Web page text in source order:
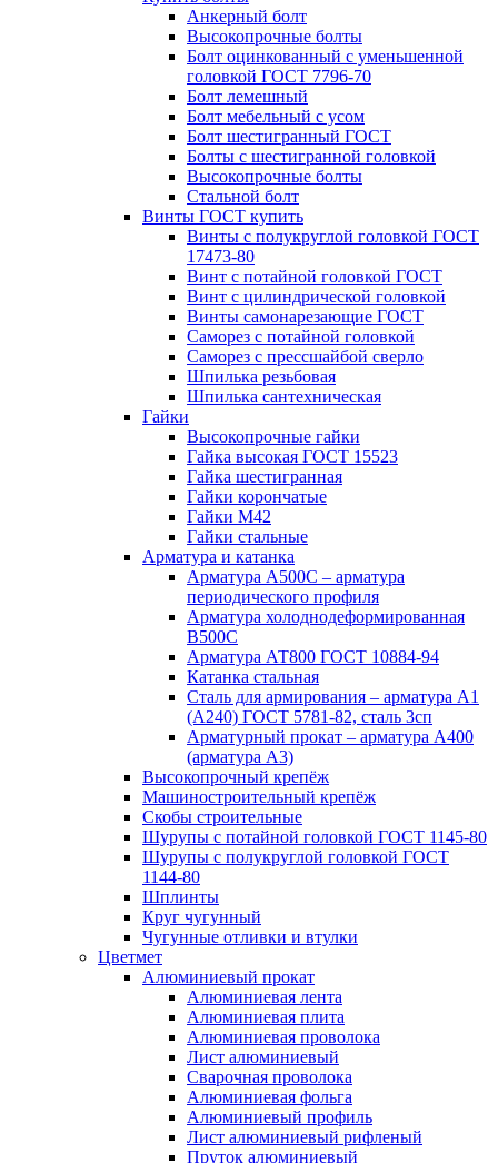
Анкерный болт
Высокопрочные болты
Болт оцинкованный с уменьшенной
головкой ГОСТ 7796-70
Болт лемешный
Болт мебельный с усом
Болт шестигранный ГОСТ
Болты с шестигранной головкой
Высокопрочные болты
Стальной болт
Винты ГОСТ купить
Винты с полукруглой головкой ГОСТ
17473-80
Винт с потайной головкой ГОСТ
Винт с цилиндрической головкой
Винты самонарезающие ГОСТ
Саморез с потайной головкой
Саморез с прессшайбой сверло
Шпилька резьбовая
Шпилька сантехническая
Гайки
Высокопрочные гайки
Гайка высокая ГОСТ 15523
Гайка шестигранная
Гайки корончатые
Гайки М42
Гайки стальные
Арматура и катанка
Арматура А500С – арматура
периодического профиля
Арматура холоднодеформированная
В500С
Арматура АТ800 ГОСТ 10884-94
Катанка стальная
Сталь для армирования – арматура А1
(А240) ГОСТ 5781-82, сталь 3сп
Арматурный прокат – арматура А400
(арматура А3)
Высокопрочный крепёж
Машиностроительный крепёж
Скобы строительные
Шурупы с потайной головкой ГОСТ 1145-80
Шурупы с полукруглой головкой ГОСТ
1144-80
Шплинты
Круг чугунный
Чугунные отливки и втулки
Цветмет
Алюминиевый прокат
Алюминиевая лента
Алюминиевая плита
Алюминиевая проволока
Лист алюминиевый
Сварочная проволока
Алюминиевая фольга
Алюминиевый профиль
Лист алюминиевый рифленый
Пруток алюминиевый